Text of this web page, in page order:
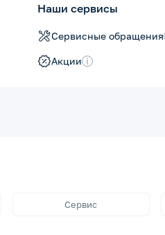
Наши сервисы
Сервисные обращения
Акции i
Сервис